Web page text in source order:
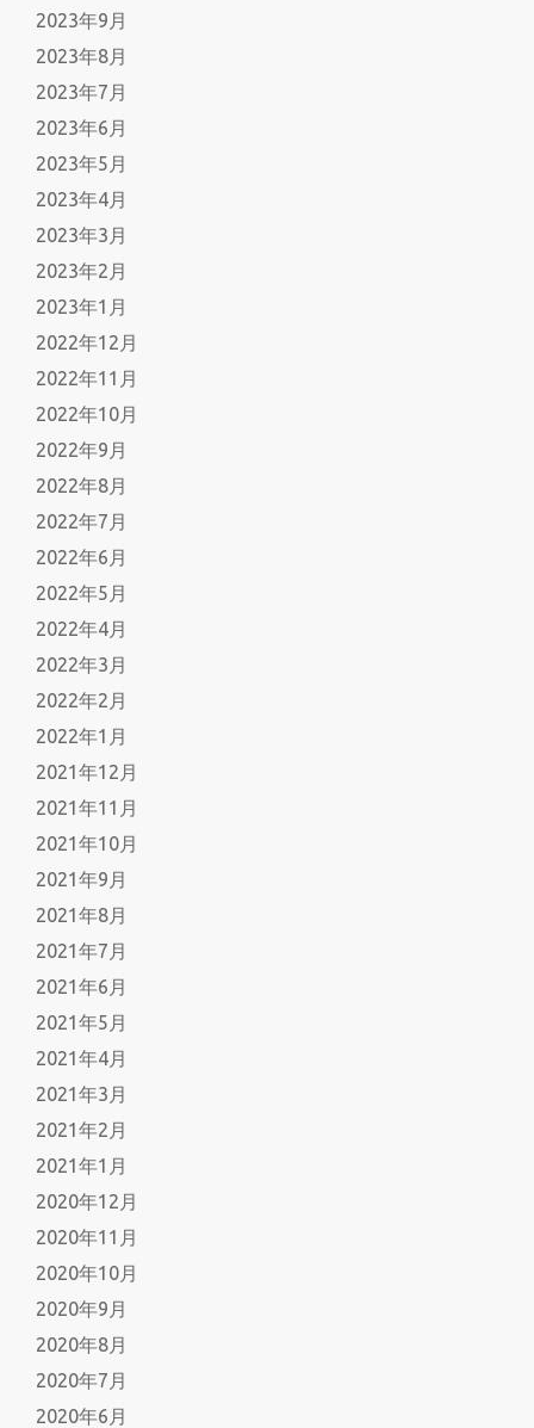
2023年9月
2023年8月
2023年7月
2023年6月
2023年5月
2023年4月
2023年3月
2023年2月
2023年1月
2022年12月
2022年11月
2022年10月
2022年9月
2022年8月
2022年7月
2022年6月
2022年5月
2022年4月
2022年3月
2022年2月
2022年1月
2021年12月
2021年11月
2021年10月
2021年9月
2021年8月
2021年7月
2021年6月
2021年5月
2021年4月
2021年3月
2021年2月
2021年1月
2020年12月
2020年11月
2020年10月
2020年9月
2020年8月
2020年7月
2020年6月